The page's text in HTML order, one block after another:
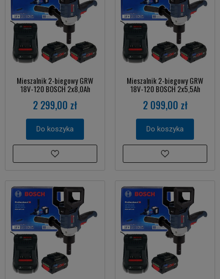
Mieszalnik 2-biegowy GRW
18V-120 BOSCH 2x8,0Ah
2 299,00 zł
Do koszyka
Mieszalnik 2-biegowy GRW
18V-120 BOSCH 2x5,5Ah
2 099,00 zł
Do koszyka